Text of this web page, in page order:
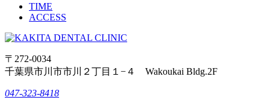
TIME
ACCESS
〒272-0034
千葉県市川市市川２丁目１−４ Wakoukai Bldg.2F
047-323-8418